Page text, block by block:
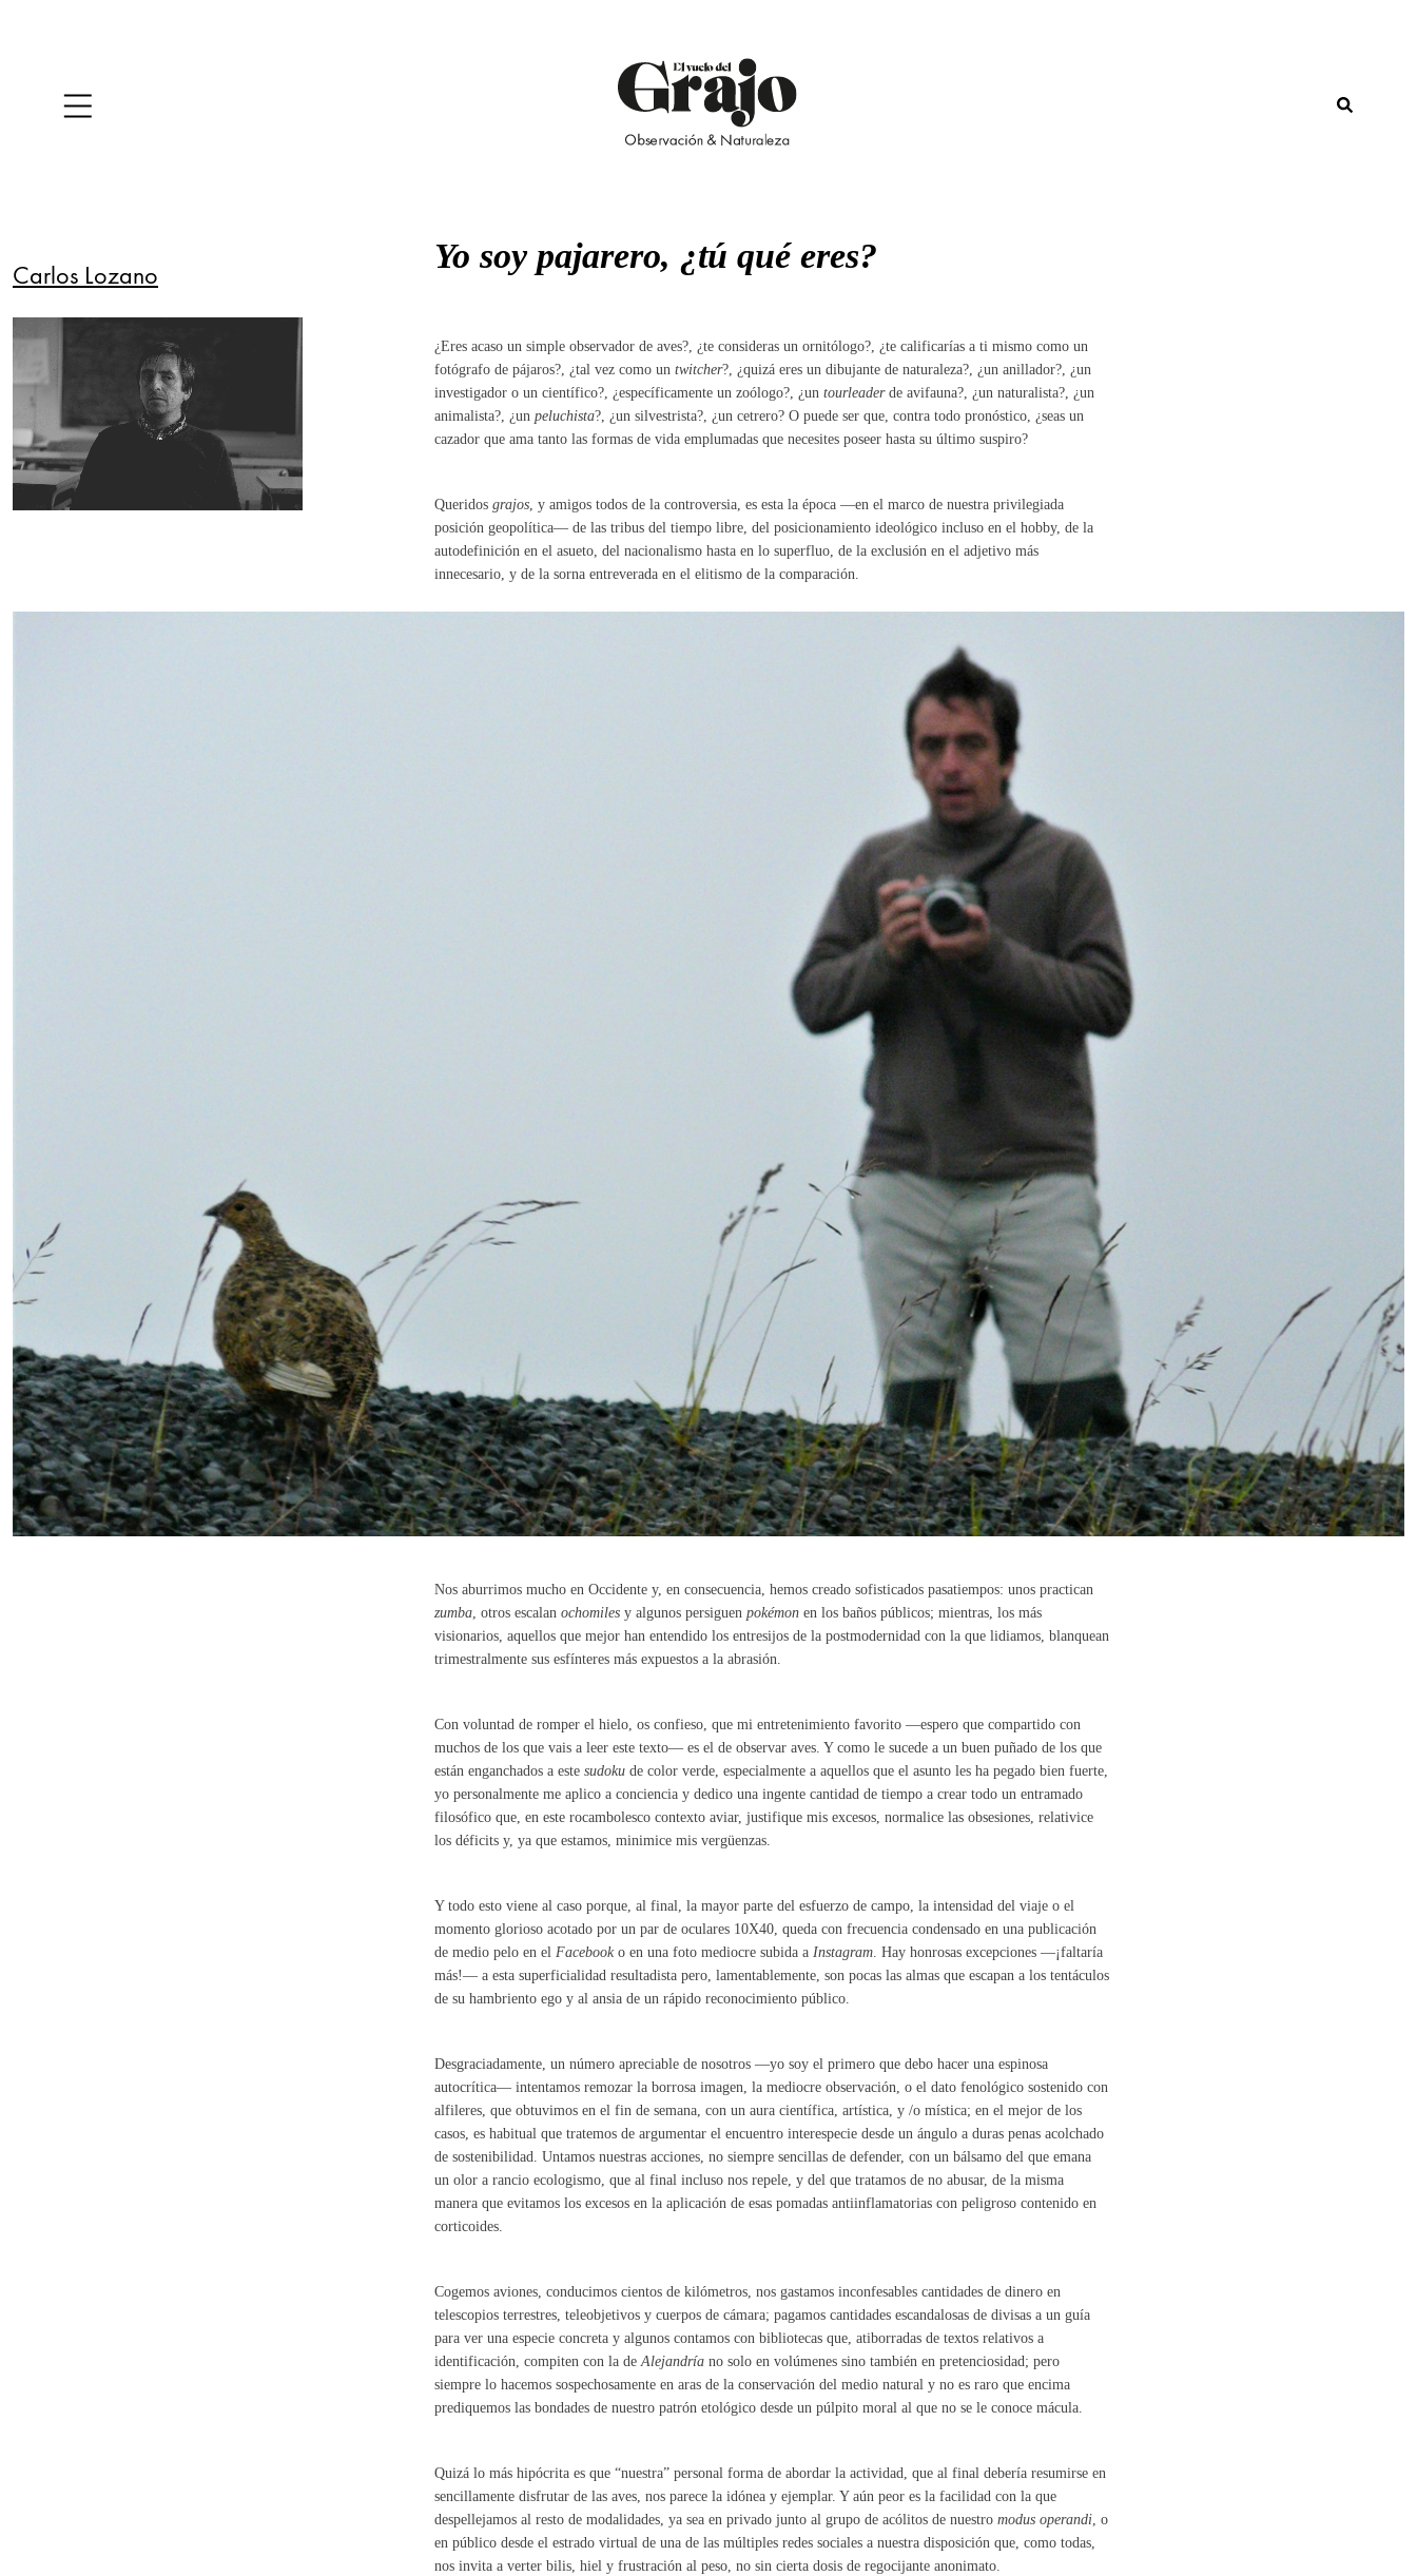
Carlos Lozano
Yo soy pajarero, ¿tú qué eres?
¿Eres acaso un simple observador de aves?, ¿te consideras un ornitólogo?, ¿te calificarías a ti mismo como un
fotógrafo de pájaros?, ¿tal vez como un twitcher?, ¿quizá eres un dibujante de naturaleza?, ¿un anillador?, ¿un
investigador o un científico?, ¿específicamente un zoólogo?, ¿un tourleaderde avifauna?, ¿un naturalista?, ¿un
animalista?, ¿un peluchista?, ¿un silvestrista?, ¿un cetrero? O puede ser que, contra todo pronóstico, ¿seas un
cazador que ama tanto las formas de vida emplumadas que necesites poseer hasta su último suspiro?
Queridos grajos , y amigos todos de la controversia, es esta la época —en el marco de nuestra privilegiada
posición geopolítica— de las tribus del tiempo libre, del posicionamiento ideológico incluso en el hobby, de la
autodefinición en el asueto, del nacionalismo hasta en lo superfluo, de la exclusión en el adjetivo más
innecesario, y de la sorna entreverada en el elitismo de la comparación.
Nos aburrimos mucho en Occidente y, en consecuencia, hemos creado sofisticados pasatiempos: unos practican
zumba, otros escalan ochomiles y algunos persiguen pokémon en los baños públicos; mientras, los más
visionarios, aquellos que mejor han entendido los entresijos de la postmodernidad con la que lidiamos, blanquean
trimestralmente sus esfínteres más expuestos a la abrasión.
Con voluntad de romper el hielo, os confieso, que mi entretenimiento favorito —espero que compartido con
muchos de los que vais a leer este texto— es el de observar aves. Y como le sucede a un buen puñado de los que
están enganchados a este sudoku de color verde, especialmente a aquellos que el asunto les ha pegado bien fuerte,
yo personalmente me aplico a conciencia y dedico una ingente cantidad de tiempo a crear todo un entramado
filosófico que, en este rocambolesco contexto aviar, justifique mis excesos, normalice las obsesiones, relativice
los déficits y, ya que estamos, minimice mis vergüenzas.
Y todo esto viene al caso porque, al final, la mayor parte del esfuerzo de campo, la intensidad del viaje o el
momento glorioso acotado por un par de oculares 10X40, queda con frecuencia condensado en una publicación
de medio pelo en el Facebooko en una foto mediocre subida a Instagram. Hay honrosas excepciones —¡faltaría
más!— a esta superficialidad resultadista pero, lamentablemente, son pocas las almas que escapan a los tentáculos
de su hambriento ego y al ansia de un rápido reconocimiento público.
Desgraciadamente, un número apreciable de nosotros —yo soy el primero que debo hacer una espinosa
autocrítica— intentamos remozar la borrosa imagen, la mediocre observación, o el dato fenológico sostenido con
alfileres, que obtuvimos en el fin de semana, con un aura científica, artística, y /o mística; en el mejor de los
casos, es habitual que tratemos de argumentar el encuentro interespecie desde un ángulo a duras penas acolchado
de sostenibilidad. Untamos nuestras acciones, no siempre sencillas de defender, con un bálsamo del que emana
un olor a rancio ecologismo, que al final incluso nos repele, y del que tratamos de no abusar, de la misma
manera que evitamos los excesos en la aplicación de esas pomadas antiinflamatorias con peligroso contenido en
corticoides.
Cogemos aviones, conducimos cientos de kilómetros, nos gastamos inconfesables cantidades de dinero en
telescopios terrestres, teleobjetivos y cuerpos de cámara; pagamos cantidades escandalosas de divisas a un guía
para ver una especie concreta y algunos contamos con bibliotecas que, atiborradas de textos relativos a
identificación, compiten con la deAlejandría no solo en volúmenes sino también en pretenciosidad; pero
siempre lo hacemos sospechosamente en aras de la conservación del medio natural y no es raro que encima
prediquemos las bondades de nuestro patrón etológico desde un púlpito moral al que no se le conoce mácula.
Quizá lo más hipócrita es que “nuestra” personal forma de abordar la actividad, que al final debería resumirse en
sencillamente disfrutar de las aves, nos parece la idónea y ejemplar. Y aún peor es la facilidad con la que
despellejamos al resto de modalidades, ya sea en privado junto al grupo de acólitos de nuestro modus operandi, o
en público desde el estrado virtual de una de las múltiples redes sociales a nuestra disposición que, como todas,
nos invita a verter bilis, hiel y frustración al peso, no sin cierta dosis de regocijante anonimato.